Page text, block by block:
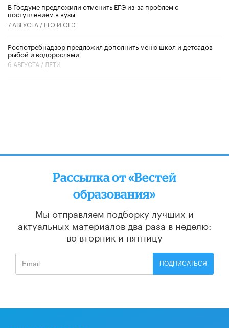
В Госдуме предложили отменить ЕГЭ из-за проблем с
поступлением в вузы
7 АВГУСТА / ЕГЭ И ОГЭ
Роспотребнадзор предложил дополнить меню школ и детсадов
рыбой и водорослями
6 АВГУСТА / ДЕТИ
Рассылка от «Вестей
образования»
Мы отправляем подборку лучших и
актуальных материалов два раза в неделю:
во вторник и пятницу
ПОДПИСАТЬСЯ